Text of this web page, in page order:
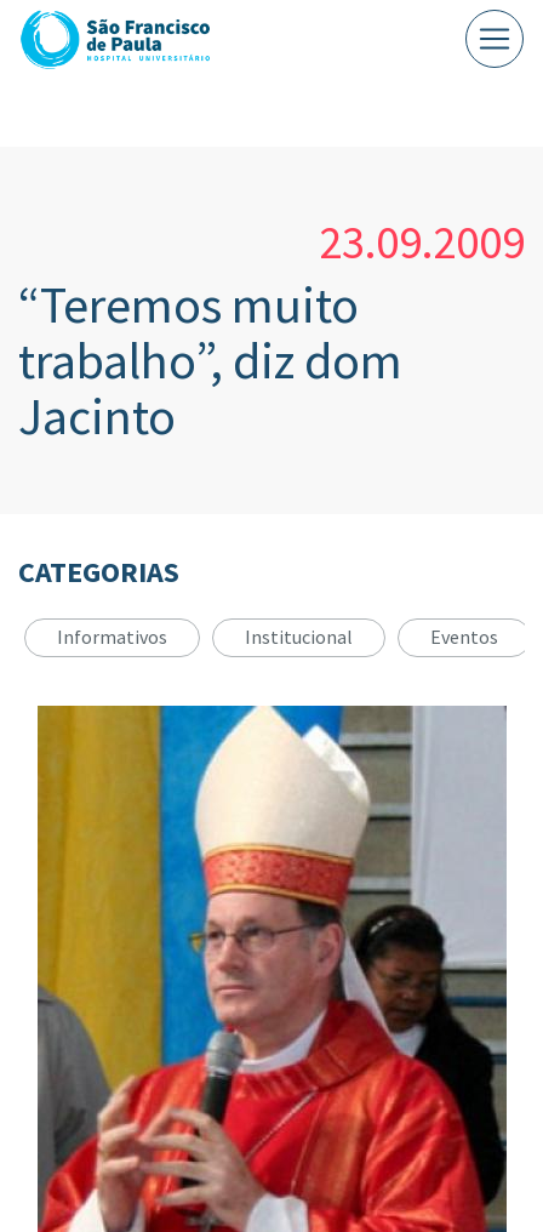
23.09.2009
“Teremos muito
trabalho”, diz dom
Jacinto
CATEGORIAS
Informativos Institucional Eventos